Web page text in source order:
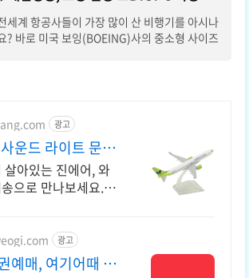
세계 항공사들이 가장 많이 산 비행기를 아시나
? 바로 미국 보잉(BOEING)사의 중소형 사이즈
광고
운드 라이트 문 열
살아있는 진에어, 와
으로 만나보세요. 수
광고
예매, 여기어때 매